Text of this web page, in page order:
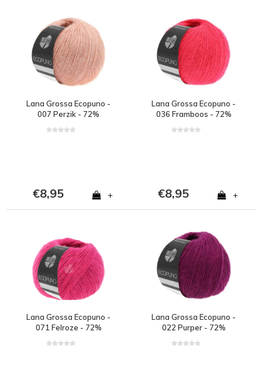
Lana Grossa Ecopuno -
007 Perzik - 72%
en 11% alpaca - Oranje
€8,95 +
Lana Grossa Ecopuno -
036 Framboos - 72%
en 11% alpaca - Roze
€8,95 +
Lana Grossa Ecopuno -
071 Felroze - 72%
en 11% alpaca - Roze
Lana Grossa Ecopuno -
022 Purper - 72%
en 11% alpaca - Paars